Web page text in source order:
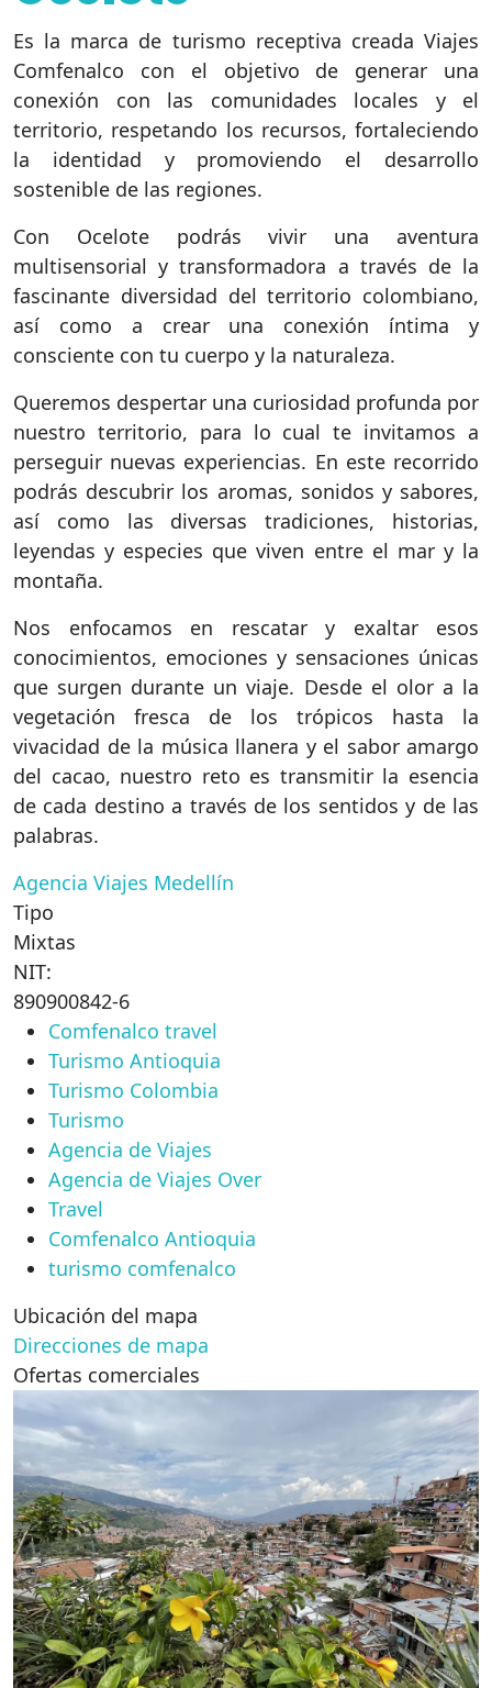
Es la marca de turismo receptiva creada Viajes
Comfenalco con el objetivo de generar una
conexión con las comunidades locales y el
territorio, respetando los recursos, fortaleciendo
la identidad y promoviendo el desarrollo
sostenible de las regiones.
Con Ocelote podrás vivir una aventura
multisensorial y transformadora a través de la
fascinante diversidad del territorio colombiano,
así como a crear una conexión íntima y
consciente con tu cuerpo y la naturaleza.
Queremos despertar una curiosidad profunda por
nuestro territorio, para lo cual te invitamos a
perseguir nuevas experiencias. En este recorrido
podrás descubrir los aromas, sonidos y sabores,
así como las diversas tradiciones, historias,
leyendas y especies que viven entre el mar y la
montaña.
Nos enfocamos en rescatar y exaltar esos
conocimientos, emociones y sensaciones únicas
que surgen durante un viaje. Desde el olor a la
vegetación fresca de los trópicos hasta la
vivacidad de la música llanera y el sabor amargo
del cacao, nuestro reto es transmitir la esencia
de cada destino a través de los sentidos y de las
palabras.
Agencia Viajes Medellín
Tipo
Mixtas
NIT:
890900842-6
Comfenalco travel
Turismo Antioquia
Turismo Colombia
Turismo
Agencia de Viajes
Agencia de Viajes Over
Travel
Comfenalco Antioquia
turismo comfenalco
Ubicación del mapa
Direcciones de mapa
Ofertas comerciales